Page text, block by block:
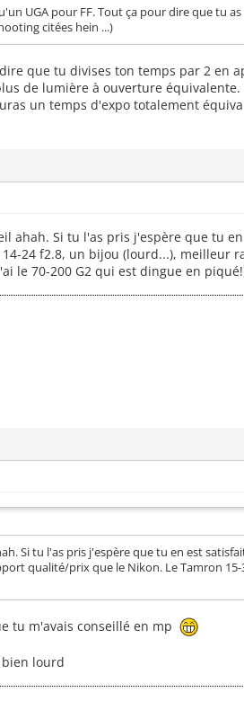
UGA pour FF. Tout ça pour dire que tu
citées hein ...)
que tu divises ton temps par 2 en
de lumière à ouverture
un temps d'expo totalement
ahah. Si tu l'as pris j'espère que tu
24 f2.8, un bijou (lourd...), meilleur
le 70-200 G2 qui est dingue en
Si tu l'as pris j'espère que tu en est
qualité/prix que le Nikon. Le Tamron
tu m'avais conseillé en mp
lourd